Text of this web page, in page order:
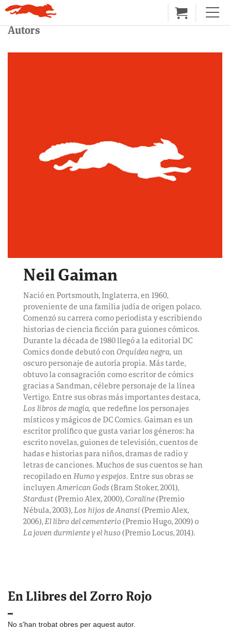
Autors
Neil Gaiman
Nació en Portsmouth, Inglaterra, en 1960,
proveniente de una familia judía de origen polaco.
Comenzó su carrera como periodista y escribiendo
historias de ciencia ficción para guiones cómicos.
Durante la década de 1980 llegó a la editorial DC
Comics donde debutó con Orquídea negra, un
oscuro personaje de autoría propia. Más tarde,
obtuvo la consagración como escritor de cómics
gracias a Sandman, célebre personaje de la línea
Vertigo. Entre sus obras más importantes destaca,
Los libros de magia, que redefine los personajes
místicos y mágicos de DC Comics. Gaiman es un
escritor prolífico que gusta variar los géneros: ha
escrito novelas, guiones de televisión, cuentos de
hadas e historias para niños, dramas de radio y
letras de canciones. Muchos de sus cuentos se han
recopilado en Humo y espejos. Entre sus obras se
incluyenAmerican Gods (Bram Stoker, 2001),
Stardust(Premio Alex, 2000),Coraline(Premio
Nébula, 2003),Los hijos de Anansi (Premio Alex,
2006),El libro del cementerio(Premio Hugo, 2009) o
La joven durmiente y el huso(Premio Locus, 2014).
En Llibres del Zorro Rojo
No s'han trobat obres per aquest autor.